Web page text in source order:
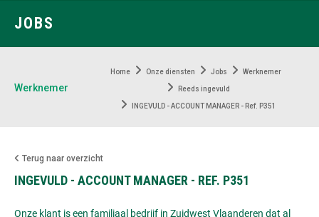
JOBS
Werknemer
Home Onze diensten Jobs Werknemer
Reeds ingevuld
INGEVULD - ACCOUNT MANAGER - Ref. P351
Terug naar overzicht
INGEVULD - ACCOUNT MANAGER - REF. P351
Onze klant is een familiaal bedrijf in Zuidwest Vlaanderen dat al